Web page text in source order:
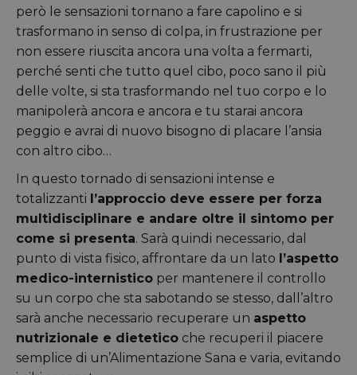
però le sensazioni tornano a fare capolino e si
trasformano in senso di colpa, in frustrazione per
non essere riuscita ancora una volta a fermarti,
perché senti che tutto quel cibo, poco sano il più
delle volte, si sta trasformando nel tuo corpo e lo
manipolerà ancora e ancora e tu starai ancora
peggio e avrai di nuovo bisogno di placare l’ansia
con altro cibo…
In questo tornado di sensazioni intense e
totalizzanti l’approccio deve essere per forza
multidisciplinare e andare oltre il sintomo per
come si presenta. Sarà quindi necessario, dal
punto di vista fisico, affrontare da un lato l’aspetto
medico-internistico per mantenere il controllo
su un corpo che sta sabotando se stesso, dall’altro
sarà anche necessario recuperare un aspetto
nutrizionale e dietetico che recuperi il piacere
semplice di un’Alimentazione Sana e varia, evitando